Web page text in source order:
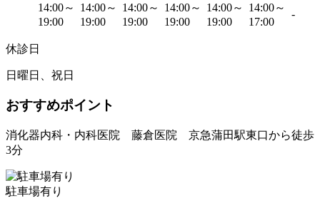
14:00～
19:00
14:00～
19:00
14:00～
19:00
14:00～
19:00
14:00～
19:00
14:00～
17:00
-
休診日
日曜日、祝日
おすすめポイント
消化器内科・内科医院 藤倉医院 京急蒲田駅東口から徒歩
3分
駐車場有り